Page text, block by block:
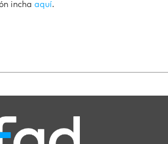
incha aquí.